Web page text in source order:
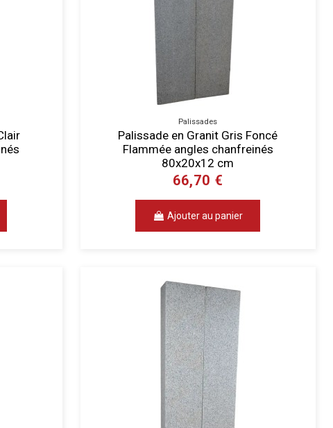
Palissades
Palissade en Granit Gris Foncé
Flammée angles chanfreinés
80x20x12 cm
66,70 €
Ajouter au panier